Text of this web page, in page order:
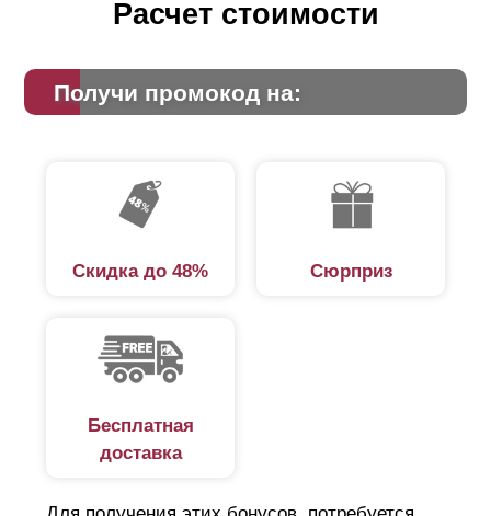
Расчет стоимости
Получи промокод на:
Скидка до 48% Сюрприз
Бесплатная
доставка